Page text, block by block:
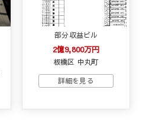
部分収益ビル
2億9,800万円
板橋区 中丸町